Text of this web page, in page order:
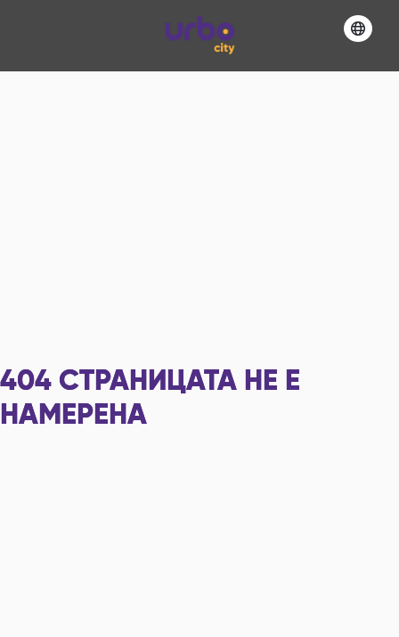
404 СТРАНИЦАТА НЕ Е
НАМЕРЕНА